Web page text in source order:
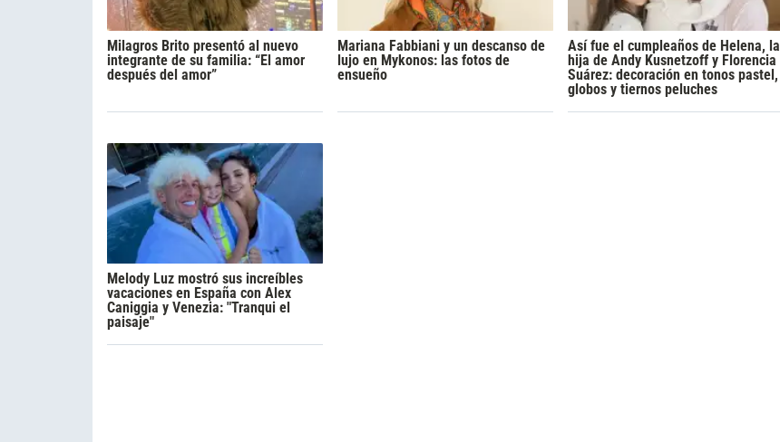
Milagros Brito presentó al nuevo
integrante de su familia: “El amor
después del amor”
Mariana Fabbiani y un descanso de
lujo en Mykonos: las fotos de
ensueño
Así fue el cumpleaños de Helena, la
hija de Andy Kusnetzoff y Florencia
Suárez: decoración en tonos pastel,
globos y tiernos peluches
Melody Luz mostró sus increíbles
vacaciones en España con Alex
Caniggia y Venezia: "Tranqui el
paisaje"